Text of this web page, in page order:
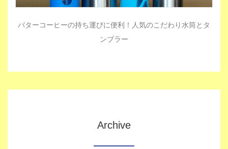
バターコーヒーの持ち運びに便利！人気のこだわり水筒とタ
ンブラー
Archive